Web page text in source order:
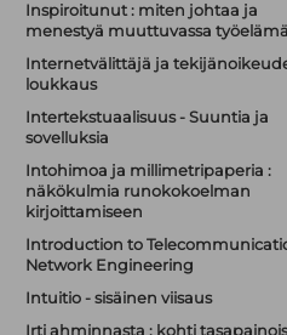
Inspiroitunut : miten johtaa ja
menestyä muuttuvassa
Internetvälittäjä ja
loukkaus
Intertekstuaalisuus - Suuntia ja
sovelluksia
Intohimoa ja millimetripaperia :
näkökulmia runokokoelman
kirjoittamiseen
Introduction to
Network Engineering
Intuitio - sisäinen viisaus
Irti ahminnasta : kohti